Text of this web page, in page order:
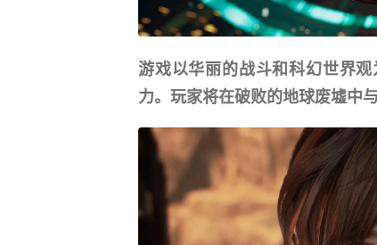
游戏以华丽的战斗和科幻世界
力。玩家将在破败的地球废墟中